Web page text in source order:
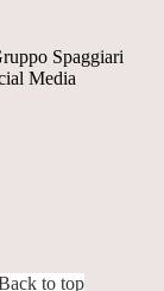
Spaggiari
Media
to top